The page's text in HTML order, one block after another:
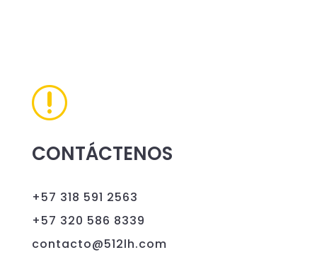
r
CONTÁCTENOS
+57 318 591 2563
+57 320 586 8339
contacto@512lh.com